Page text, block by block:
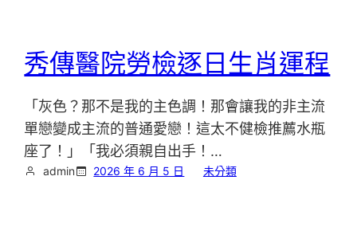
秀傳醫院勞檢逐日生肖運程
「灰色？那不是我的主色調！那會讓我的非主流
單戀變成主流的普通愛戀！這太不健檢推薦水瓶
座了！」「我必須親自出手！…
admin 2026 年 6 月 5 日 未分類